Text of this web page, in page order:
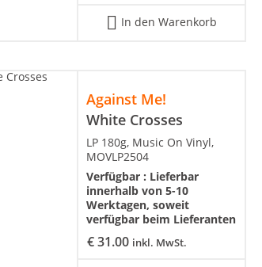
In den Warenkorb
Against Me!
White Crosses
€31.00 inkl. MwSt.
LP 180g, Music On Vinyl,
MOVLP2504
Verfügbar : Lieferbar
innerhalb von 5-10
Werktagen, soweit
verfügbar beim Lieferanten